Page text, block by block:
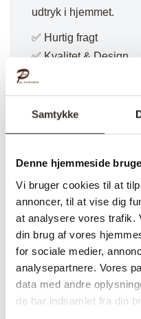
Samtykke
Denne hjemmeside
Vi bruger cookies til at
annoncer, til at vise dig
at analysere vores trafik.
din brug af vores
for sociale medier,
analysepartnere. Vores
data med andre
de har indsamlet fra din
udtryk i hjemmet.
✅ Hurtig fragt
✅ Kvalitet & Design
✅ Levering: 1-3 dage
✅ Stk. pris
✅Farve: Natur
Varenummer (SKU):
Væghylder